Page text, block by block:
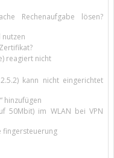
Rechenaufgabe lösen?
reagiert nicht
kann nicht eingerichtet
hinzufügen
50Mbit) im WLAN bei VPN
fingersteuerung